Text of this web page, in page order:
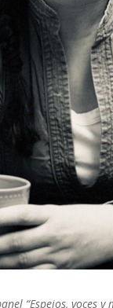
“Espejos, voces y